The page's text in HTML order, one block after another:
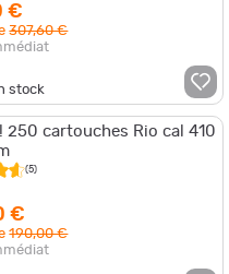
€
307,60 €
stock
250 cartouches Rio cal 410
(5)
€
190,00 €